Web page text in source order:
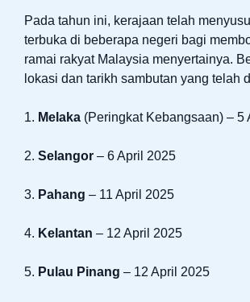
Pada tahun ini, kerajaan telah
terbuka di beberapa negeri bagi
ramai rakyat Malaysia menyertainya.
lokasi dan tarikh sambutan yang telah
1. Melaka (Peringkat Kebangsaan) – 5
2. Selangor – 6 April 2025
3. Pahang – 11 April 2025
4. Kelantan – 12 April 2025
5. Pulau Pinang – 12 April 2025